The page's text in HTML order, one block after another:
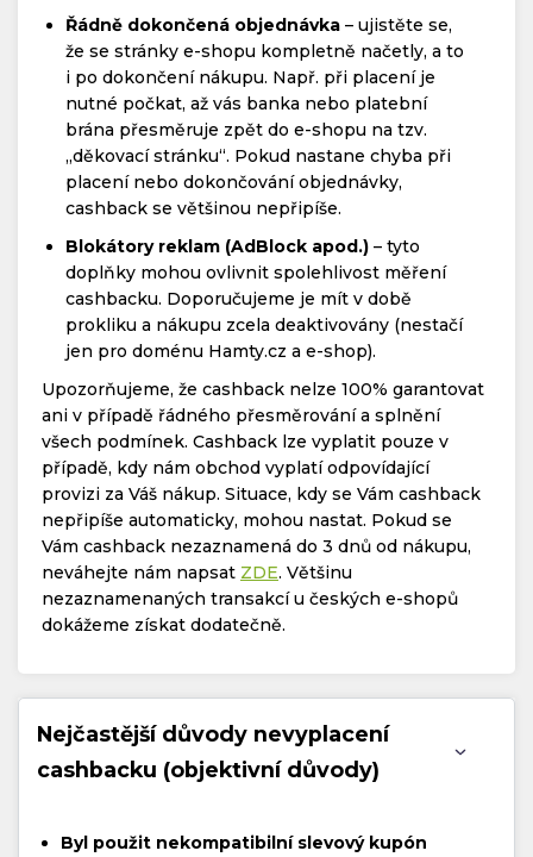
Řádně dokončená objednávka – ujistěte se,
že se stránky e-shopu kompletně načetly, a to
i po dokončení nákupu. Např. při placení je
nutné počkat, až vás banka nebo platební
brána přesměruje zpět do e-shopu na tzv.
„děkovací stránku“. Pokud nastane chyba při
placení nebo dokončování objednávky,
cashback se většinou nepřipíše.
Blokátory reklam (AdBlock apod.) – tyto
doplňky mohou ovlivnit spolehlivost měření
cashbacku. Doporučujeme je mít v době
prokliku a nákupu zcela deaktivovány (nestačí
jen pro doménu Hamty.cz a e-shop).
Upozorňujeme, že cashback nelze 100% garantovat
ani v případě řádného přesměrování a splnění
všech podmínek. Cashback lze vyplatit pouze v
případě, kdy nám obchod vyplatí odpovídající
provizi za Váš nákup. Situace, kdy se Vám cashback
nepřipíše automaticky, mohou nastat. Pokud se
Vám cashback nezaznamená do 3 dnů od nákupu,
neváhejte nám napsat ZDE. Většinu
nezaznamenaných transakcí u českých e-shopů
dokážeme získat dodatečně.
Nejčastější důvody nevyplacení
cashbacku (objektivní důvody)
Byl použit nekompatibilní slevový kupón